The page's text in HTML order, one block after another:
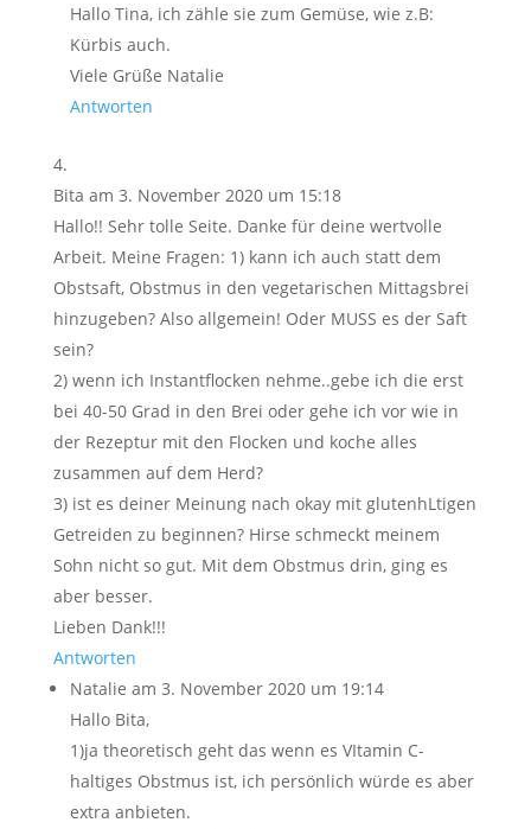
Hallo Tina, ich zähle sie zum Gemüse, wie z.B:
Kürbis auch.
Viele Grüße Natalie
Antworten
Bita am 3. November 2020 um 15:18
Hallo!! Sehr tolle Seite. Danke für deine wertvolle
Arbeit. Meine Fragen: 1) kann ich auch statt dem
Obstsaft, Obstmus in den vegetarischen Mittagsbrei
hinzugeben? Also allgemein! Oder MUSS es der Saft
sein?
2) wenn ich Instantflocken nehme..gebe ich die erst
bei 40-50 Grad in den Brei oder gehe ich vor wie in
der Rezeptur mit den Flocken und koche alles
zusammen auf dem Herd?
3) ist es deiner Meinung nach okay mit glutenhLtigen
Getreiden zu beginnen? Hirse schmeckt meinem
Sohn nicht so gut. Mit dem Obstmus drin, ging es
aber besser.
Lieben Dank!!!
Antworten
Natalie am 3. November 2020 um 19:14
Hallo Bita,
1)ja theoretisch geht das wenn es VItamin C-
haltiges Obstmus ist, ich persönlich würde es aber
extra anbieten.